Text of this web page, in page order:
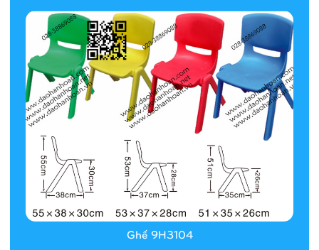
Ghế 9H3104